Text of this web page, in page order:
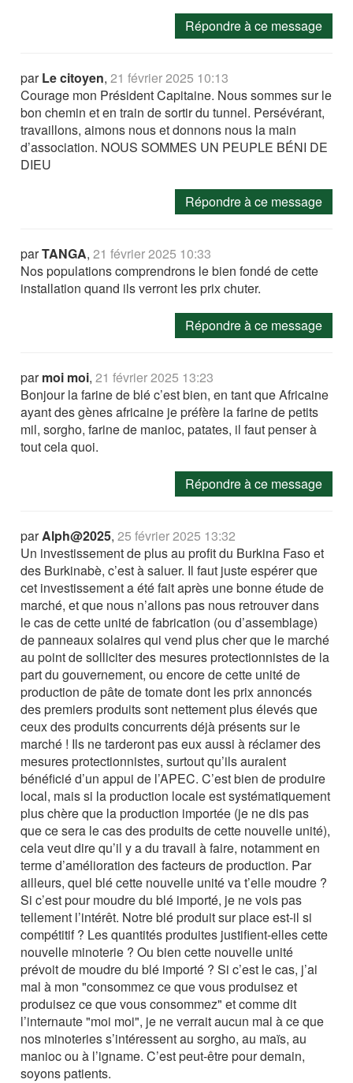
Répondre à ce message
parLe citoyen,21 février 2025 10:13
Courage mon Président Capitaine. Nous sommes sur le
bon chemin et en train de sortir du tunnel. Persévérant,
travaillons, aimons nous et donnons nous la main
d’association. NOUS SOMMES UN PEUPLE BÉNI DE
DIEU
Répondre à ce message
parTANGA,21 février 2025 10:33
Nos populations comprendrons le bien fondé de cette
installation quand ils verront les prix chuter.
Répondre à ce message
parmoi moi,21 février 2025 13:23
Bonjour la farine de blé c’est bien, en tant que Africaine
ayant des gènes africaine je préfère la farine de petits
mil, sorgho, farine de manioc, patates, il faut penser à
tout cela quoi.
Répondre à ce message
parAlph@2025,25 février 2025 13:32
Un investissement de plus au profit du Burkina Faso et
des Burkinabè, c’est à saluer. Il faut juste espérer que
cet investissement a été fait après une bonne étude de
marché, et que nous n’allons pas nous retrouver dans
le cas de cette unité de fabrication (ou d’assemblage)
de panneaux solaires qui vend plus cher que le marché
au point de solliciter des mesures protectionnistes de la
part du gouvernement, ou encore de cette unité de
production de pâte de tomate dont les prix annoncés
des premiers produits sont nettement plus élevés que
ceux des produits concurrents déjà présents sur le
marché ! Ils ne tarderont pas eux aussi à réclamer des
mesures protectionnistes, surtout qu’ils auraient
bénéficié d’un appui de l’APEC. C’est bien de produire
local, mais si la production locale est systématiquement
plus chère que la production importée (je ne dis pas
que ce sera le cas des produits de cette nouvelle unité),
cela veut dire qu’il y a du travail à faire, notamment en
terme d’amélioration des facteurs de production. Par
ailleurs, quel blé cette nouvelle unité va t’elle moudre ?
Si c’est pour moudre du blé importé, je ne vois pas
tellement l’intérêt. Notre blé produit sur place est-il si
compétitif ? Les quantités produites justifient-elles cette
nouvelle minoterie ? Ou bien cette nouvelle unité
prévoit de moudre du blé importé ? Si c’est le cas, j’ai
mal à mon "consommez ce que vous produisez et
produisez ce que vous consommez" et comme dit
l’internaute "moi moi", je ne verrait aucun mal à ce que
nos minoteries s’intéressent au sorgho, au maïs, au
manioc ou à l’igname. C’est peut-être pour demain,
soyons patients.